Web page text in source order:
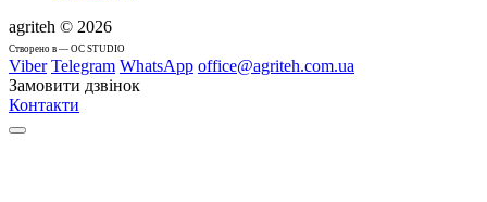
agriteh © 2026
Cтворено в — OC STUDIO
Viber Telegram WhatsApp office@agriteh.com.ua
Замовити дзвінок
Контакти